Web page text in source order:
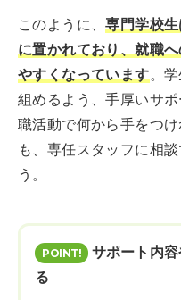
このように、専門学校
に置かれており、就職
やすくなっています。
組めるよう、手厚いサ
職活動で何から手をつ
も、専任スタッフに相
う。
サポート内
る